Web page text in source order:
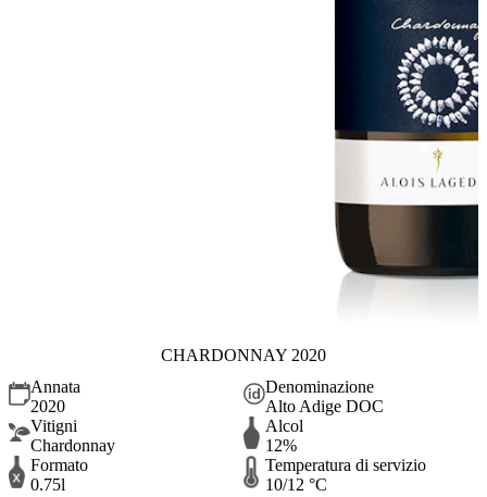
CHARDONNAY 2020
Annata
2020
Denominazione
Alto Adige DOC
Vitigni
Chardonnay
Alcol
12%
Formato
0.75l
Temperatura di servizio
10/12 °C